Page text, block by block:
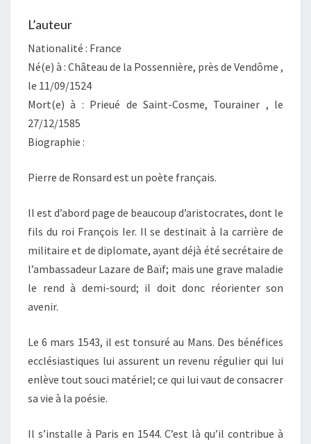
L’auteur
Nationalité : France
Né(e) à : Château de la Possennière, près de Vendôme ,
le 11/09/1524
Mort(e) à : Prieué de Saint-Cosme, Tourainer , le
27/12/1585
Biographie :
Pierre de Ronsard est un poète français.
Il est d’abord page de beaucoup d’aristocrates, dont le
fils du roi François Ier. Il se destinait à la carrière de
militaire et de diplomate, ayant déjà été secrétaire de
l’ambassadeur Lazare de Baïf; mais une grave maladie
le rend à demi-sourd; il doit donc réorienter son
avenir.
Le 6 mars 1543, il est tonsuré au Mans. Des bénéfices
ecclésiastiques lui assurent un revenu régulier qui lui
enlève tout souci matériel; ce qui lui vaut de consacrer
sa vie à la poésie.
Il s’installe à Paris en 1544. C’est là qu’il contribue à